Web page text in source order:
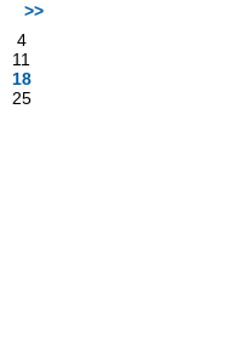
>>
4
11
18
25